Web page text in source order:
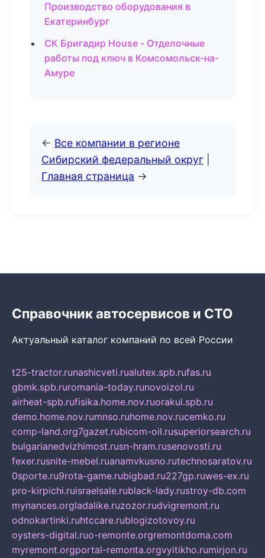
Производство оборудования в
Екатеринбург
СК Бригадир House - Отделочные
работы под ключ в Комсомольск-на-
Амуре
← Все компании в регионе
Сибирский федеральный округ
Главная страница →
Справочник автосервисов и СТО
Актуальный каталог компаний по всей России
t25-tractor.runashicveti.rualutex.spb.rufas.ru
gbmk.spb.ruromania-today.runovoizol.ru
airheat-spb.rufisika.home.nov.ruorakul.spb.ru
demo.home.nov.rumnso.ruhome.nov.rucemko.ru
comp-land.org7gazet.rubicom-oil.rusuperiorsearch.ru
bulgarianedvizhimost.rusn-hram.rusenovosti.ru
fexer.rusnite-mebel.ruanamvkusno.rutechnosaratov.ru
0sporte.ru9rota-game.rubigbad.ru227gp.ruwes-ex.ru
pro-kirpichi.ruisraelsale.rublack-lady.rustroy-db.com
mynances.orgladalike.ruzozor.rudvigremont.ru
odnokartinki.ruhtccare.rublogizotovoy.ru
oysters-digital.ruo-remonte.orgremontdoma.com
myremont.orgportal-remonta.orgvyitikho.rumirjon.ru